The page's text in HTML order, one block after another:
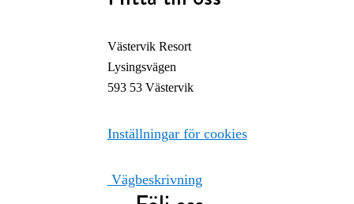
Västervik Resort
Lysingsvägen
593 53 Västervik
Inställningar för cookies
Vägbeskrivning